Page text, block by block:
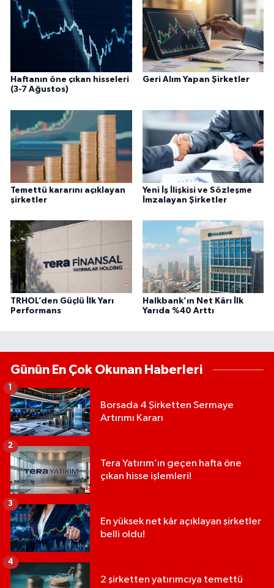
Haftanın öne çıkan hisseleri
(3-7 Ağustos)
Geri Alım Yapan Şirketler
Temettü kararını açıklayan
şirketler
Yeni İş İlişkisi ve Sözleşme
İmzalayan Şirketler
TRHOL’den Güçlü İlk Yarı
Performans
Halkbank’ın Net Kârı İlk
Yarıda %40 Arttı
Günün En Çok Okunan Haberleri
Borsada 4 Şirketten Sermaye
Artırımı Kararı
Tera Yatırım’ın geçen hafta öne
çıkan hisse işlemleri!
2
En yüksek net kâr açıklayan şirketler
belli oldu!
3
2 şirketten yatırımcıya temettü
4